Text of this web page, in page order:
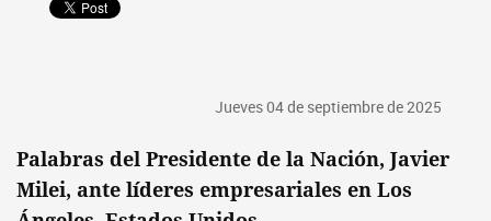
Jueves 04 de septiembre de 2025
Palabras del Presidente de la Nación, Javier
Milei, ante líderes empresariales en Los